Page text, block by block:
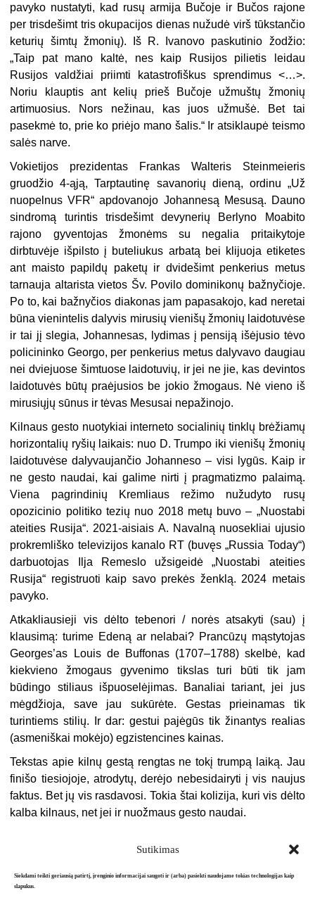
Sutikimas
Siekdami teikti geriausią patirtį, įrenginio informacijai saugoti ir (arba) pasiekti naudojame tokias technologijas kaip
slapukus.
pavyko nustatyti, kad rusų armija Bučoje ir Bučos rajone
per trisdešimt tris okupacijos dienas nužudė virš tūkstančio
keturių šimtų žmonių). Iš R. Ivanovo paskutinio žodžio:
„Taip pat mano kaltė, nes kaip Rusijos pilietis leidau
Rusijos valdžiai priimti katastrofiškus sprendimus <…>.
Noriu klauptis ant kelių prieš Bučoje užmuštų žmonių
artimuosius. Nors nežinau, kas juos užmušė. Bet tai
pasekmė to, prie ko priėjo mano šalis.“ Ir atsiklaupė teismo
salės narve.
Vokietijos prezidentas Frankas Walteris Steinmeieris
gruodžio 4-ąją, Tarptautinę savanorių dieną, ordinu „Už
nuopelnus VFR“ apdovanojo Johannesą Mesusą. Dauno
sindromą turintis trisdešimt devynerių Berlyno Moabito
rajono gyventojas žmonėms su negalia pritaikytoje
dirbtuvėje išpilsto į buteliukus arbatą bei klijuoja etiketes
ant maisto papildų paketų ir dvidešimt penkerius metus
tarnauja altarista vietos Šv. Povilo dominikonų bažnyčioje.
Po to, kai bažnyčios diakonas jam papasakojo, kad neretai
būna vienintelis dalyvis mirusių vienišų žmonių laidotuvėse
ir tai jį slegia, Johannesas, lydimas į pensiją išėjusio tėvo
policininko Georgo, per penkerius metus dalyvavo daugiau
nei dviejuose šimtuose laidotuvių, ir jei ne jie, kas devintos
laidotuvės būtų praėjusios be jokio žmogaus. Nė vieno iš
mirusiųjų sūnus ir tėvas Mesusai nepažinojo.
Kilnaus gesto nuotykiai interneto socialinių tinklų brėžiamų
horizontalių ryšių laikais: nuo D. Trumpo iki vienišų žmonių
laidotuvėse dalyvaujančio Johanneso – visi lygūs. Kaip ir
ne gesto naudai, kai galime nirti į pragmatizmo palaimą.
Viena pagrindinių Kremliaus režimo nužudyto rusų
opozicinio politiko tezių nuo 2018 metų buvo – „Nuostabi
ateities Rusija“. 2021-aisiais A. Navalną nuosekliai ujusio
prokremliško televizijos kanalo RT (buvęs „Russia Today“)
darbuotojas Ilja Remeslo užsigeidė „Nuostabi ateities
Rusija“ registruoti kaip savo prekės ženklą. 2024 metais
pavyko.
Atkakliausieji vis dėlto tebenori / norės atsakyti (sau) į
klausimą: turime Edeną ar nelabai? Prancūzų mąstytojas
Georges’as Louis de Buffonas (1707–1788) skelbė, kad
kiekvieno žmogaus gyvenimo tikslas turi būti tik jam
būdingo stiliaus išpuoselėjimas. Banaliai tariant, jei jus
mėgdžioja, save jau sukūrėte. Gestas prieinamas tik
turintiems stilių. Ir dar: gestui pajėgūs tik žinantys realias
(asmeniškai mokėjo) egzistencines kainas.
Tekstas apie kilnų gestą rengtas ne tokį trumpą laiką. Jau
finišo tiesiojoje, atrodytų, derėjo nebesidairyti į vis naujus
faktus. Bet jų vis rasdavosi. Tokia štai kolizija, kuri vis dėlto
kalba kilnaus, net jei ir nuožmaus gesto naudai.